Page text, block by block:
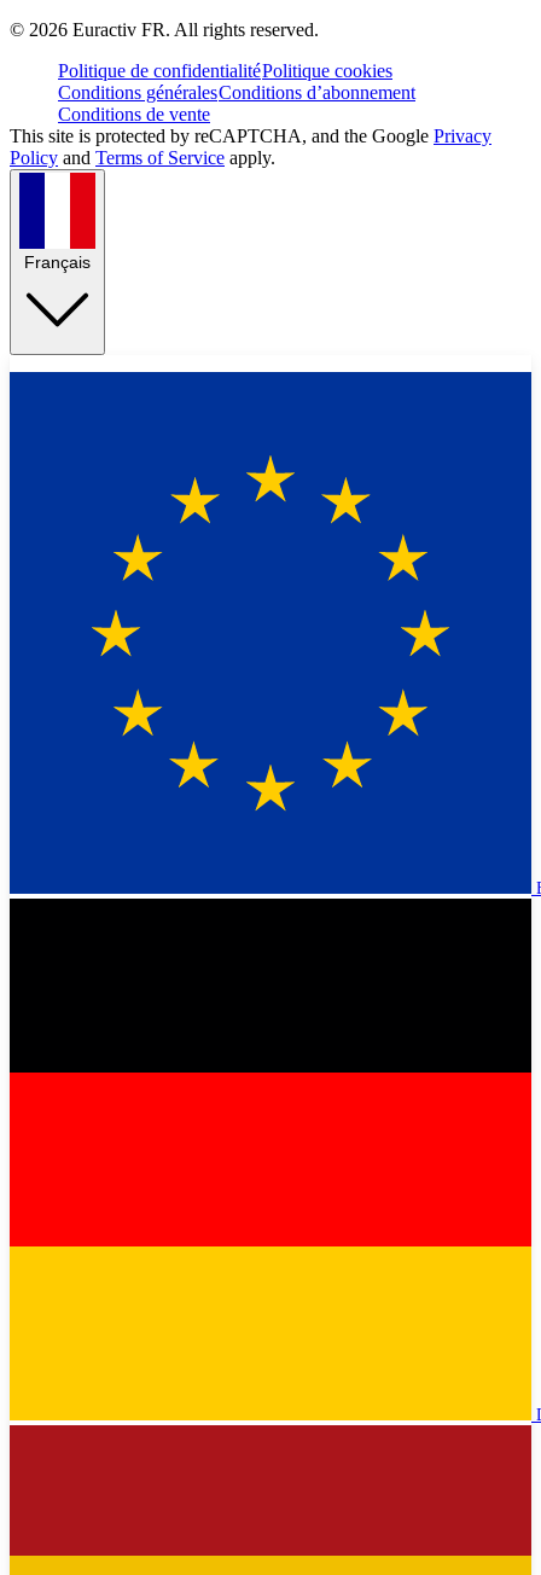
© 2026 Euractiv FR. All rights reserved.
Politique de confidentialitéPolitique cookies
Conditions généralesConditions d’abonnement
Conditions de vente
This site is protected by reCAPTCHA, and the Google Privacy
Policy and Terms of Service apply.
Français